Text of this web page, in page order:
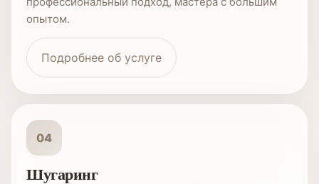
опытом.
Подробнее об услуге
04
Шугаринг